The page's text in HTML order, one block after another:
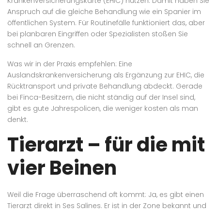
Anspruch auf die gleiche Behandlung wie ein Spanier im
öffentlichen System. Für Routinefälle funktioniert das, aber
bei planbaren Eingriffen oder Spezialisten stoßen Sie
schnell an Grenzen.
Was wir in der Praxis empfehlen: Eine
Auslandskrankenversicherung als Ergänzung zur EHIC, die
Rücktransport und private Behandlung abdeckt. Gerade
bei Finca-Besitzern, die nicht ständig auf der Insel sind,
gibt es gute Jahrespolicen, die weniger kosten als man
denkt.
Tierarzt – für die mit
vier Beinen
Weil die Frage überraschend oft kommt: Ja, es gibt einen
Tierarzt direkt in Ses Salines. Er ist in der Zone bekannt und